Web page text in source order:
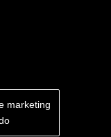
marketing